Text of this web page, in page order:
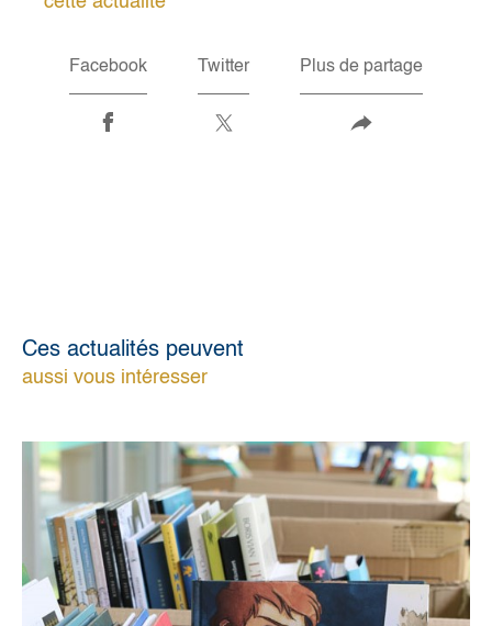
Facebook Twitter Plus de partage
Ces actualités peuvent
aussi vous intéresser